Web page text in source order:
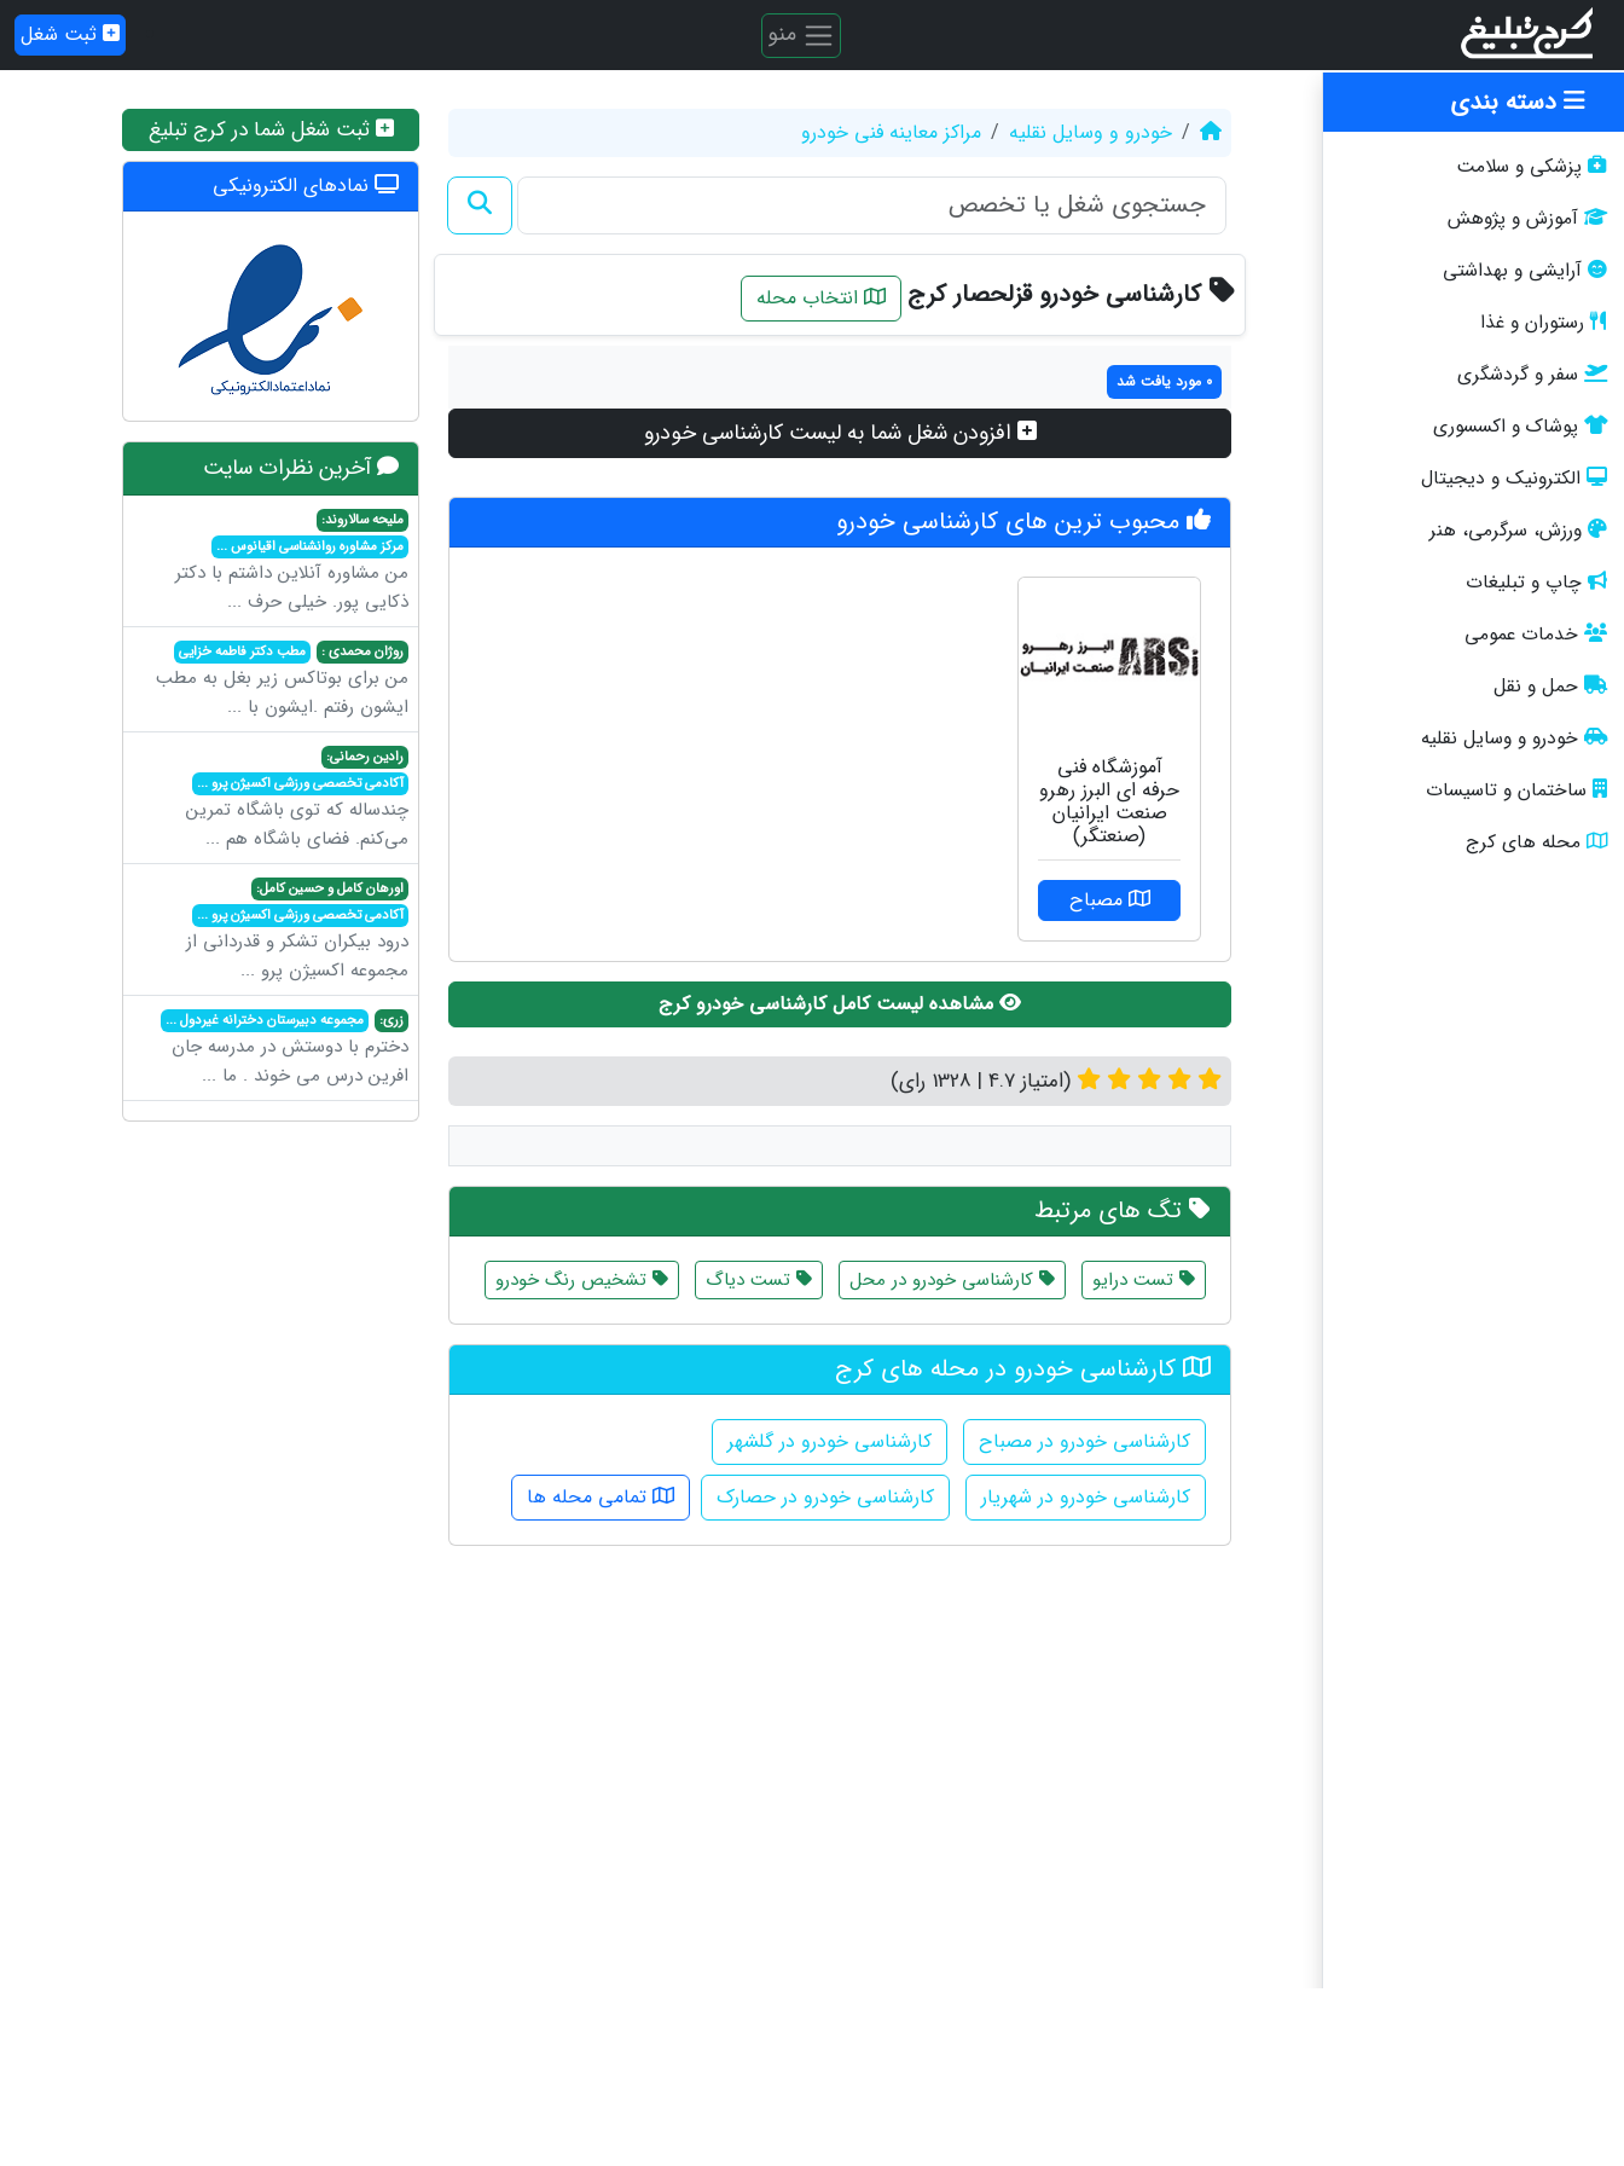
منو ثبت شغل
دسته بندی
پزشکی و سلامت
آموزش و پژوهش
آرایشی و بهداشتی
رستوران و غذا
سفر و گردشگری
پوشاک و اکسسوری
الکترونیک و دیجیتال
ورزش، سرگرمی، هنر
چاپ و تبلیغات
خدمات عمومی
حمل و نقل
خودرو و وسایل نقلیه
ساختمان و تاسیسات
محله های کرج
خودرو و وسایل نقلیه مراکز معاینه فنی خودرو
کارشناسی خودرو قزلحصار کرج انتخاب محله
0 مورد یافت شد
افزودن شغل شما به لیست کارشناسی خودرو
محبوب ترین های کارشناسی خودرو
آموزشگاه فنی
حرفه ای البرز رهرو
صنعت ایرانیان
(صنعتگر)
مصباح
مشاهده لیست کامل کارشناسی خودرو کرج
(امتیاز 4.7 | 1328 رای)
تگ های مرتبط
تست درایو کارشناسی خودرو در محل تست دیاگ تشخیص رنگ خودرو
کارشناسی خودرو در محله های کرج
کارشناسی خودرو در مصباح
کارشناسی خودرو در گلشهر
کارشناسی خودرو در شهریار
کارشناسی خودرو در حصارک تمامی محله ها
ثبت شغل شما در کرج تبلیغ
نمادهای الکترونیکی
آخرین نظرات سایت
ملیحه سالاروند:
مرکز مشاوره روانشناسی اقیانوس...
من مشاوره آنلاین داشتم با دکتر
ذکایی پور. خیلی حرف ...
روژان محمدی : مطب دکتر فاطمه خزایی
من برای بوتاکس زیر بغل به مطب
ایشون رفتم .ایشون با ...
رادین رحمانی:
آکادمی تخصصی ورزشی اکسیژن پرو...
چندساله که توی باشگاه تمرین
می‌کنم. فضای باشگاه هم ...
اورهان کامل و حسین کامل:
آکادمی تخصصی ورزشی اکسیژن پرو...
درود بیکران تشکر و قدردانی از
مجموعه اکسیژن پرو ...
زری: مجموعه دبیرستان دخترانه غیردول...
دخترم با دوستش در مدرسه جان
افرین درس می خوند . ما ...